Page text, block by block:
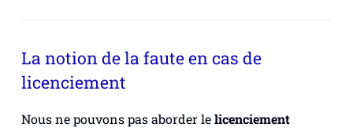
La notion de la faute en cas de
licenciement
Nous ne pouvons pas aborder lelicenciement